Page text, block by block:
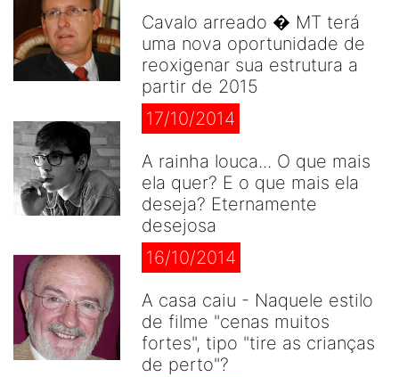
Cavalo arreado � MT terá
uma nova oportunidade de
reoxigenar sua estrutura a
partir de 2015
17/10/2014
A rainha louca... O que mais
ela quer? E o que mais ela
deseja? Eternamente
desejosa
16/10/2014
A casa caiu - Naquele estilo
de filme "cenas muitos
fortes", tipo "tire as crianças
de perto"?